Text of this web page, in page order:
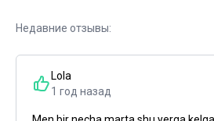
Недавние отзывы:
Lola
1 год назад